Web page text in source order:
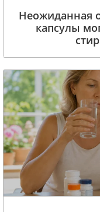
Неожиданная
капсулы